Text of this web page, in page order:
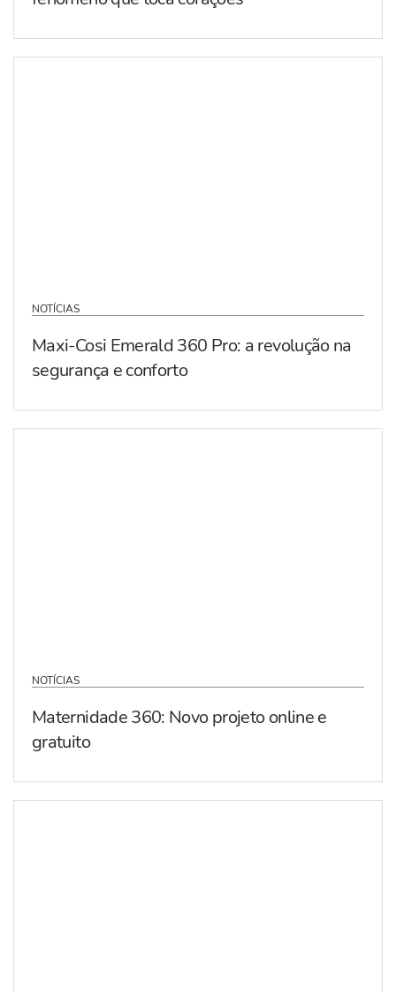
NOTÍCIAS
Maxi-Cosi Emerald 360 Pro: a revolução na
segurança e conforto
NOTÍCIAS
Maternidade 360: Novo projeto online e
gratuito